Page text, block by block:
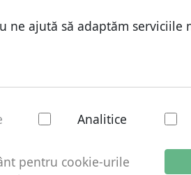
ne ajută să adaptăm serviciile
Analitice
pentru cookie-urile
Domenii
Domenii
Stare curentă: